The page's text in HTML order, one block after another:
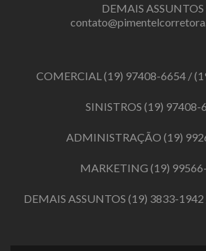
DEMAIS ASSUNTOS
COMERCIAL(19) 97408-6654/
SINISTROS (19) 97408-
ADMINISTRAÇÃO (19)
MARKETING (19)
DEMAIS ASSUNTOS (19) 3833-1942